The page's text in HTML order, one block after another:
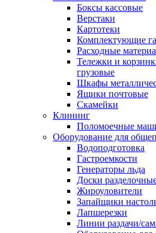
Боксы кассовые
Верстаки
Картотеки
Комплектующие
Расходные
Тележки и
грузовые
Шкафы
Ящики почтовые
Скамейки
Клининг
Поломоечные
Оборудование для
Водоподготовка
Гастроемкости
Генераторы льда
Доски
Жироуловители
Запайщики
Лапшерезки
Линии раздачи/